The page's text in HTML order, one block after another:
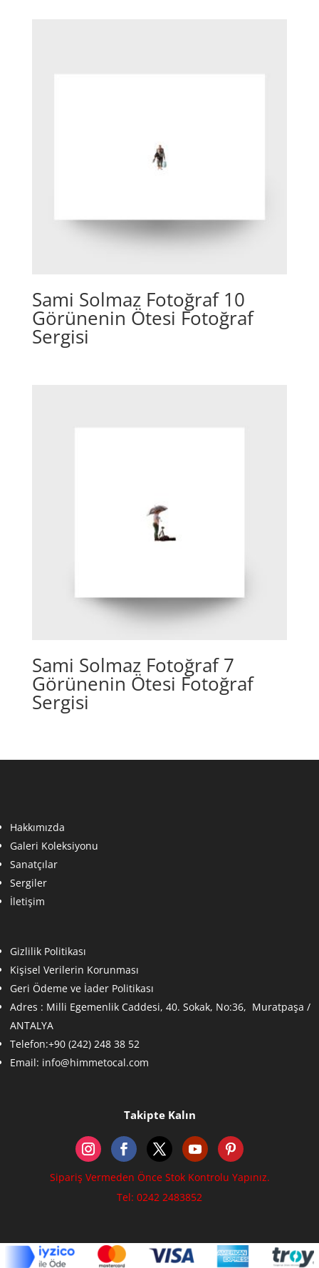
Sami Solmaz Fotoğraf 10
Görünenin Ötesi Fotoğraf
Sergisi
Sami Solmaz Fotoğraf 7
Görünenin Ötesi Fotoğraf
Sergisi
Hakkımızda
Galeri Koleksiyonu
Sanatçılar
Sergiler
İletişim
Gizlilik Politikası
Kişisel Verilerin Korunması
Geri Ödeme ve İader Politikası
Adres : Milli Egemenlik Caddesi, 40. Sokak, No:36, Muratpaşa /
ANTALYA
Telefon:+90 (242) 248 38 52
Email: info@himmetocal.com
Takipte Kalın
Sipariş Vermeden Önce Stok Kontrolu Yapınız.
Tel: 0242 2483852